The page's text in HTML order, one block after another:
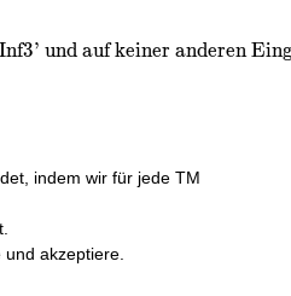
und auf keiner anderen
indem wir für jede TM
und akzeptiere.